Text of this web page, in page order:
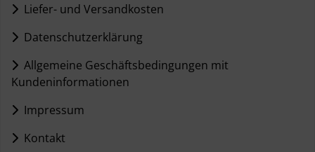
Liefer- und Versandkosten
Datenschutzerklärung
Allgemeine Geschäftsbedingungen mit
Kundeninformationen
Impressum
Kontakt